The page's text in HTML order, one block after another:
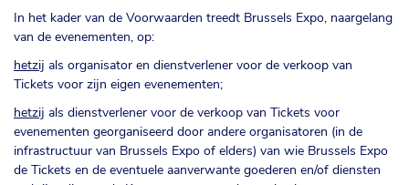
In het kader van de Voorwaarden treedt Brussels Expo, naargelang
van de evenementen, op:
hetzij als organisator en dienstverlener voor de verkoop van
Tickets voor zijn eigen evenementen;
hetzij als dienstverlener voor de verkoop van Tickets voor
evenementen georganiseerd door andere organisatoren (in de
infrastructuur van Brussels Expo of elders) van wie Brussels Expo
de Tickets en de eventuele aanverwante goederen en/of diensten